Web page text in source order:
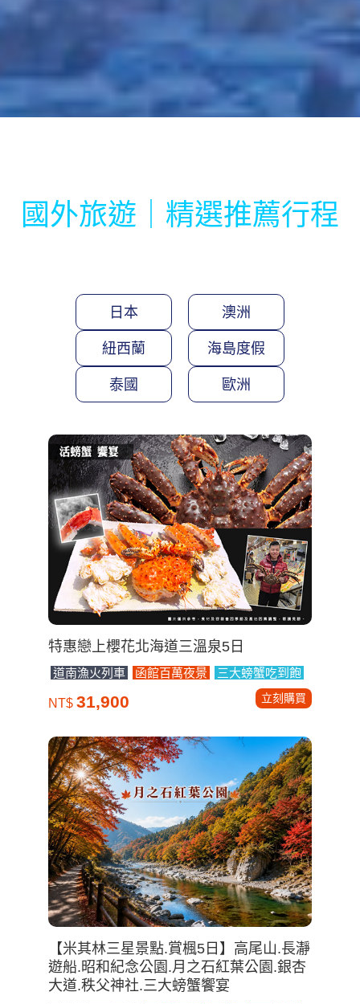
國外旅遊｜精選推薦行程
日本 澳洲
紐西蘭 海島度假
泰國 歐洲
特惠戀上櫻花北海道三溫泉5日
道南漁火列車 函館百萬夜景 三大螃蟹吃到飽
NT$ 31,900 立刻購買
【米其林三星景點.賞楓5日】高尾山.長瀞
遊船.昭和紀念公園.月之石紅葉公園.銀杏
大道.秩父神社.三大螃蟹饗宴